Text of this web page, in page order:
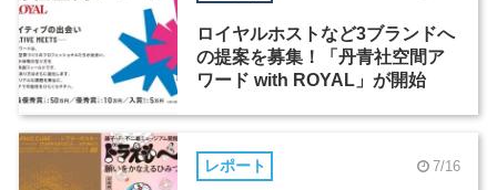
ロイヤルホストなど3ブランドへ
の提案を募集！「丹青社空間ア
ワード with ROYAL」が開始
レポート 7/16